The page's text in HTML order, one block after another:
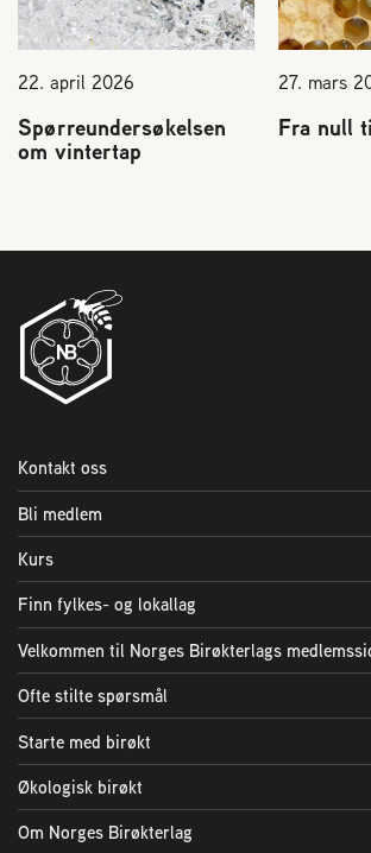
22. april 2026
Spørreundersøkelsen
om vintertap
27. mars
Fra null
Kontakt oss
Bli medlem
Kurs
Finn fylkes- og lokallag
Velkommen til Norges Birøkterlags
Ofte stilte spørsmål
Starte med birøkt
Økologisk birøkt
Om Norges Birøkterlag